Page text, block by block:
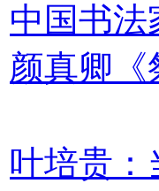
中国书法
颜真卿《
叶培贵：